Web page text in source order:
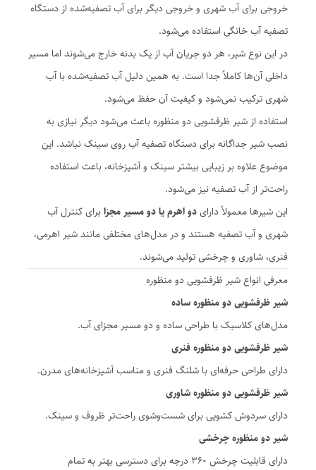
خروجی برای آب شهری و خروجی دیگر برای آب تصفیه‌شده از دستگاه
تصفیه آب خانگی استفاده می‌شود.
در این نوع شیر، هر دو جریان آب از یک بدنه خارج می‌شوند اما مسیر
داخلی آن‌ها کاملاً جدا است. به همین دلیل آب تصفیه‌شده با آب
شهری ترکیب نمی‌شود و کیفیت آن حفظ می‌شود.
استفاده از شیر ظرفشویی دو منظوره باعث می‌شود دیگر نیازی به
نصب شیر جداگانه برای دستگاه تصفیه آب روی سینک نباشد. این
موضوع علاوه بر زیبایی بیشتر سینک و آشپزخانه، باعث استفاده
راحت‌تر از آب تصفیه نیز می‌شود.
این شیرها معمولاً دارایدو اهرم یا دو مسیر مجزابرای کنترل آب
شهری و آب تصفیه هستند و در مدل‌های مختلفی مانند شیر اهرمی،
فنری، شاوری و چرخشی تولید می‌شوند.
معرفی انواع شیر ظرفشویی دو منظوره
شیر ظرفشویی دو منظوره ساده
مدل‌های کلاسیک با طراحی ساده و دو مسیر مجزای آب.
شیر ظرفشویی دو منظوره فنری
دارای طراحی حرفه‌ای با شلنگ فنری و مناسب آشپزخانه‌های مدرن.
شیر ظرفشویی دو منظوره شاوری
دارای سردوش کشویی برای شست‌وشوی راحت‌تر ظروف و سینک.
شیر دو منظوره چرخشی
دارای قابلیت چرخش ۳۶۰ درجه برای دسترسی بهتر به تمام